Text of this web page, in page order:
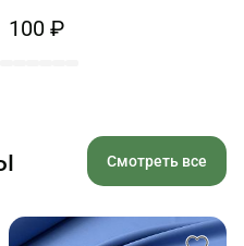
100 ₽
Смотреть все